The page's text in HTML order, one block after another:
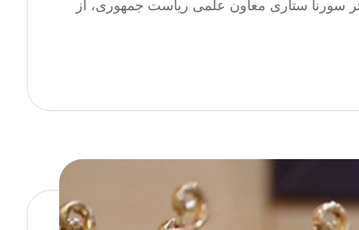
سورنا ستاری معاون علمی ریاست جمهوری، از